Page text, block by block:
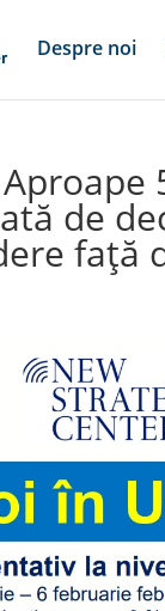
Despre noi
de
față